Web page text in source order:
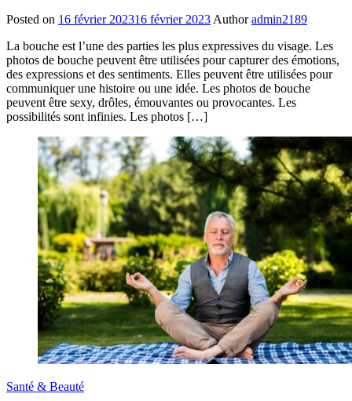
Posted on 16 février 202316 février 2023 Author admin2189
La bouche est l’une des parties les plus expressives du visage. Les
photos de bouche peuvent être utilisées pour capturer des émotions,
des expressions et des sentiments. Elles peuvent être utilisées pour
communiquer une histoire ou une idée. Les photos de bouche
peuvent être sexy, drôles, émouvantes ou provocantes. Les
possibilités sont infinies. Les photos […]
Santé & Beauté